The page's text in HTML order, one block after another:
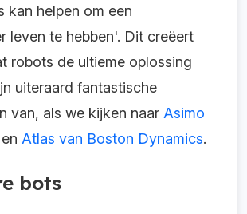
kan helpen om een
leven te hebben'. Dit creëert
robots de ultieme oplossing
uiteraard fantastische
van, als we kijken naar Asimo
en Atlas van Boston Dynamics.
bots